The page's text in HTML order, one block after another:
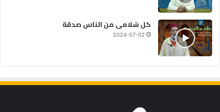
كل سُلامى من الناس صدقة
2024-07-02